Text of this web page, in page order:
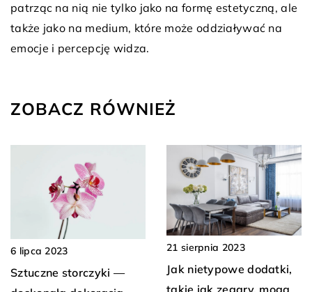
patrząc na nią nie tylko jako na formę estetyczną, ale
także jako na medium, które może oddziaływać na
emocje i percepcję widza.
ZOBACZ RÓWNIEŻ
6 lipca 2023
Sztuczne storczyki —
21 sierpnia 2023
Jak nietypowe dodatki,
takie jak zegary, mogą